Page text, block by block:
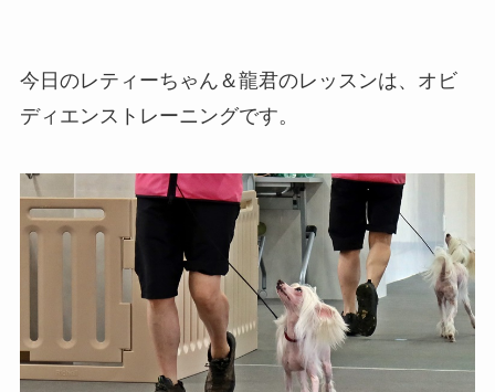
今日のレティーちゃん＆龍君のレッスンは、オビ
ディエンストレーニングです。